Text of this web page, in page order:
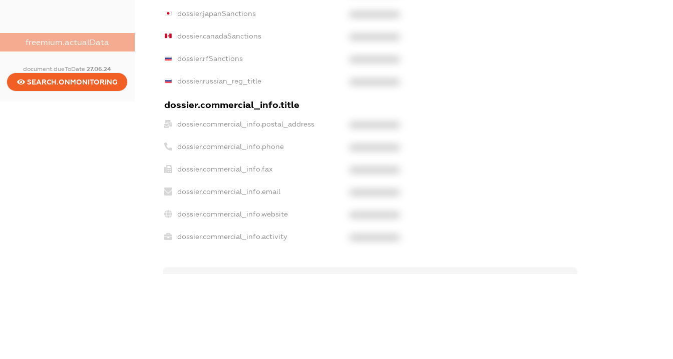
freemium.actualData
document.dueToDate27.06.24
SEARCH.ONMONITORING
dossier.japanSanctions
dossier.canadaSanctions
dossier.rfSanctions
dossier.russian_reg_title
dossier.commercial_info.title
dossier.commercial_info.postal_address
dossier.commercial_info.phone
dossier.commercial_info.fax
dossier.commercial_info.email
dossier.commercial_info.website
dossier.commercial_info.activity